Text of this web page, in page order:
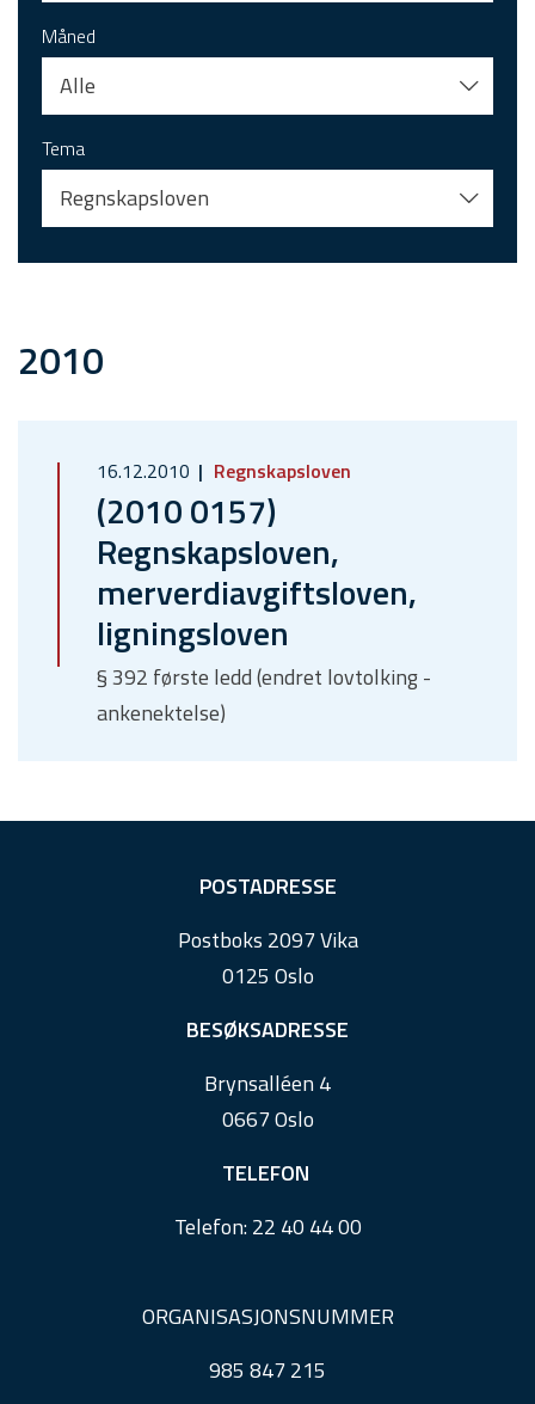
Måned
Alle
Tema
Regnskapsloven
2010
16.12.2010 Regnskapsloven
(2010 0157)
Regnskapsloven,
merverdiavgiftsloven,
ligningsloven
§ 392 første ledd (endret lovtolking -
ankenektelse)
POSTADRESSE
Postboks 2097 Vika
0125 Oslo
BESØKSADRESSE
Brynsalléen 4
0667 Oslo
TELEFON
Telefon:22 40 44 00
ORGANISASJONSNUMMER
985 847 215